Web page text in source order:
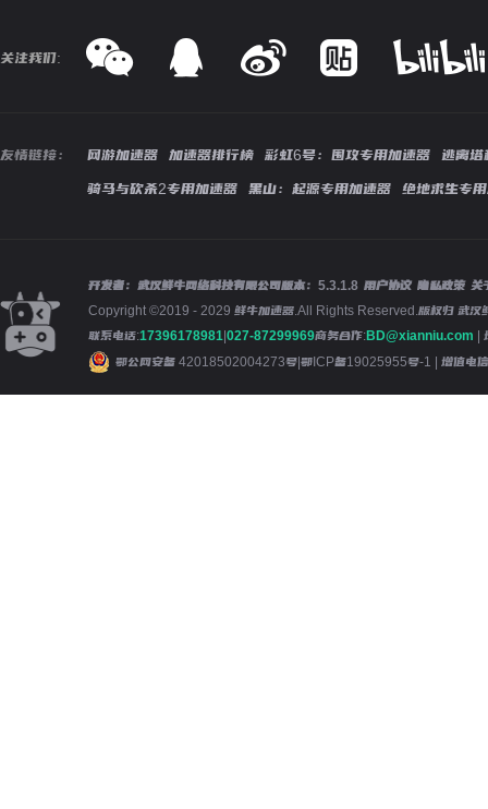
关注我们:
友情链接： 网游加速器 加速器排行榜 彩虹6号：围攻专用加速器
逃离塔
骑马与砍杀2专用加速器
黑山：起源专用加速器 绝地求生专
开发者：武汉鲜牛网络科技有限公司版本： 5.3.1.8 用户协议 隐私政策 关
Copyright ©2019 - 2029 鲜牛加速器.All Rights Reserved.版权归 武汉
联系电话:17396178981 027-87299969商务合作:BD@xianniu.com |
鄂公网安备 42018502004273号 鄂ICP备19025955号-1 | 增值电